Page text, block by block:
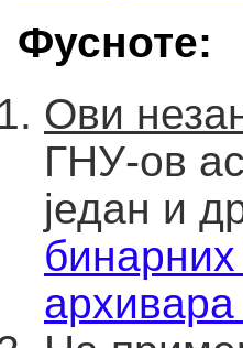
Фусноте:
Ови
ГНУ-ов
један и
архивара